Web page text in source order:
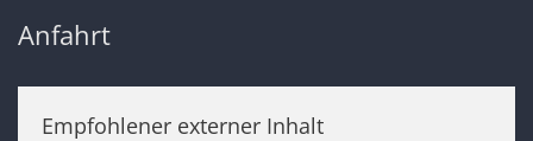
Anfahrt
Empfohlener externer Inhalt